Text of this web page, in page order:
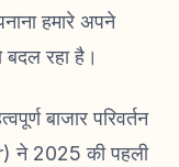
हमारे अपने
रहा है।
बाजार परिवर्तन
ने 2025 की पहली